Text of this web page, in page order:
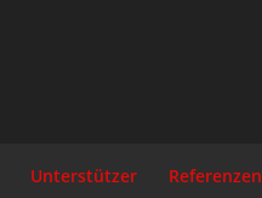
Unterstützer Referenzen